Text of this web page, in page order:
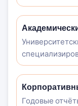
Годовые